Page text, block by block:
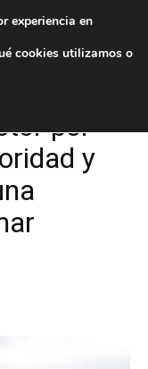
por
y
experiencia en
cookies utilizamos o